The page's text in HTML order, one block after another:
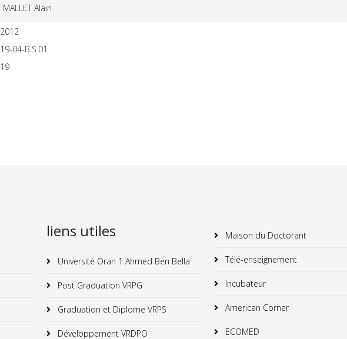
MALLET Alain
2012
19-04-B.S.01
19
liens utiles
Université Oran 1 Ahmed Ben Bella
Post Graduation VRPG
Graduation et Diplome VRPS
Développement VRDPO
Maison du Doctorant
Télé-enseignement
Incubateur
American Corner
ECOMED